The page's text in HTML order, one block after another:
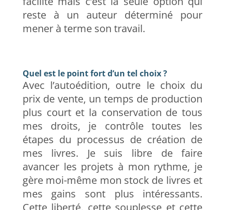
reste à un auteur déterminé pour
mener à terme son travail.
Quel est le point fort d’un tel choix ?
Avec l’autoédition, outre le choix du
prix de vente, un temps de production
plus court et la conservation de tous
mes droits, je contrôle toutes les
étapes du processus de création de
mes livres. Je suis libre de faire
avancer les projets à mon rythme, je
gère moi-même mon stock de livres et
mes gains sont plus intéressants.
Cette liberté, cette souplesse et cette